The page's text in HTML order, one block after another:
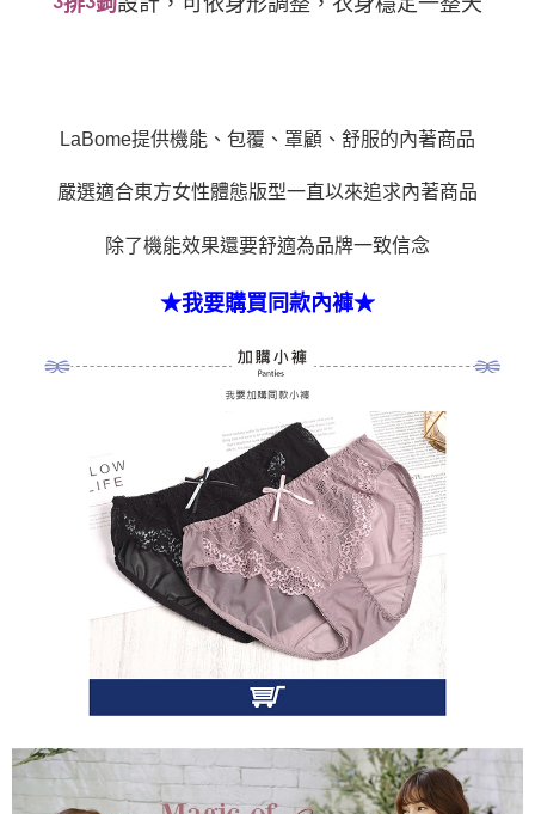
LaBome提供機能、包覆、罩顧、舒服的內著商品
嚴選適合東方女性體態版型一直以來追求內著商品
除了機能效果還要舒適為品牌一致信念
★我要購買同款內褲★